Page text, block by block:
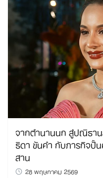
จากตำนานนก สู่ปณิธา
ธิดา ขันคำ กับภารกิจปั้
สาน
28 พฤษภาคม 2569